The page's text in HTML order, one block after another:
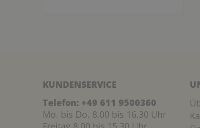
KUNDENSERVICE
Telefon: +49 611 9500360
Mo. bis Do. 8.00 bis 16.30 Uhr